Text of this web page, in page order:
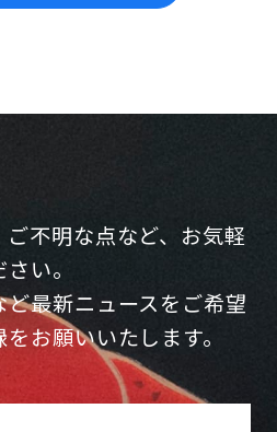
不明な点など、お気軽
い。
最新ニュースをご希望
お願いいたします。